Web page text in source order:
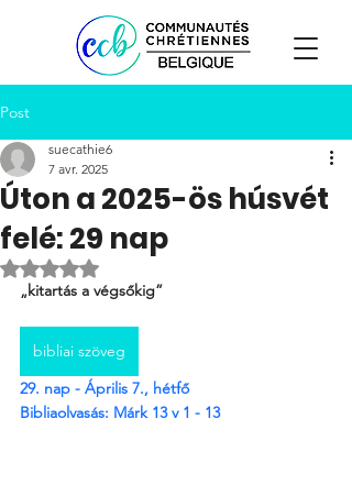
Post
Úton a 2025-ös húsvét
felé: 29 nap
suecathie6
7 avr. 2025
Noté NaN étoiles sur 5.
„kitartás a végsőkig”
bibliai szöveg
29. nap - Április 7., hétfő
Bibliaolvasás: Márk 13 v 1 - 13